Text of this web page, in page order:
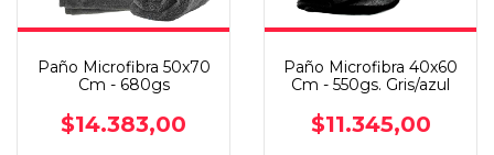
Paño Microfibra 50x70
Cm - 680gs
$14.383,00
Paño Microfibra 40x60
Cm - 550gs. Gris/azul
$11.345,00